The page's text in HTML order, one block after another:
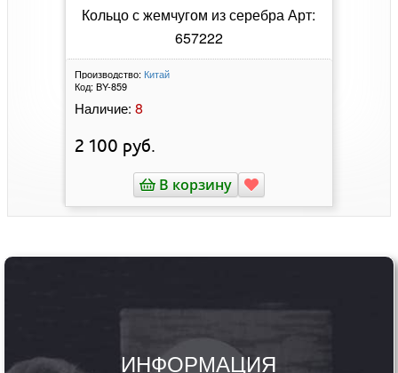
Кольцо с жемчугом из серебра Арт:
657222
Производство: Китай
Код: BY-859
Наличие: 8
2 100 руб.
В корзину
ИНФОРМАЦИЯ